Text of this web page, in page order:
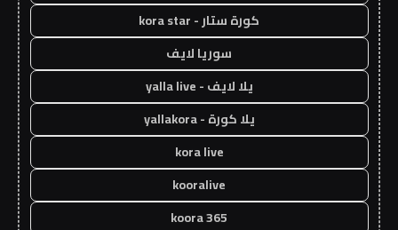
كورة ستار - kora star
سوريا لايف
يلا لايف - yalla live
يلا كورة - yallakora
kora live
kooralive
koora 365